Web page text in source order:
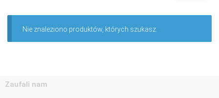
Nie znaleziono produktów, których szukasz.
Zaufali nam